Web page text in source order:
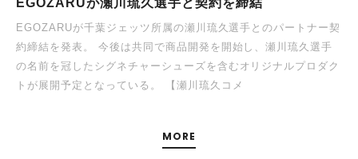
EGOZARUが千葉ジェッツ所属の瀬川琉久選手とのパートナー契
約締結を発表。 今後は共同で商品開発を開始し、瀬川琉久選手
の名前を冠したシグネチャーシューズを含むオリジナルプロダク
トが展開予定となっている。 【瀬川琉久コメ
MORE